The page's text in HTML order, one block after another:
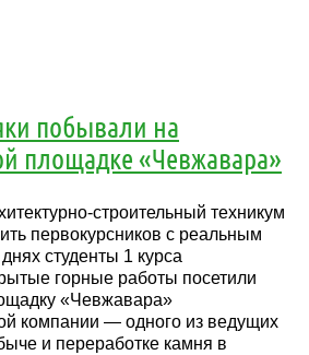
побывали на
площадке «Чевжавара»
строительный техникум
первокурсников с реальным
студенты 1 курса
горные работы посетили
«Чевжавара»
компании — одного из ведущих
и переработке камня в